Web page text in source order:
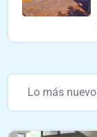
Lo más nuevo